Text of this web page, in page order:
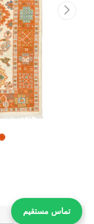
تماس مستقیم